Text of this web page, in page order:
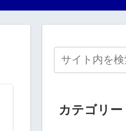
カテゴリー